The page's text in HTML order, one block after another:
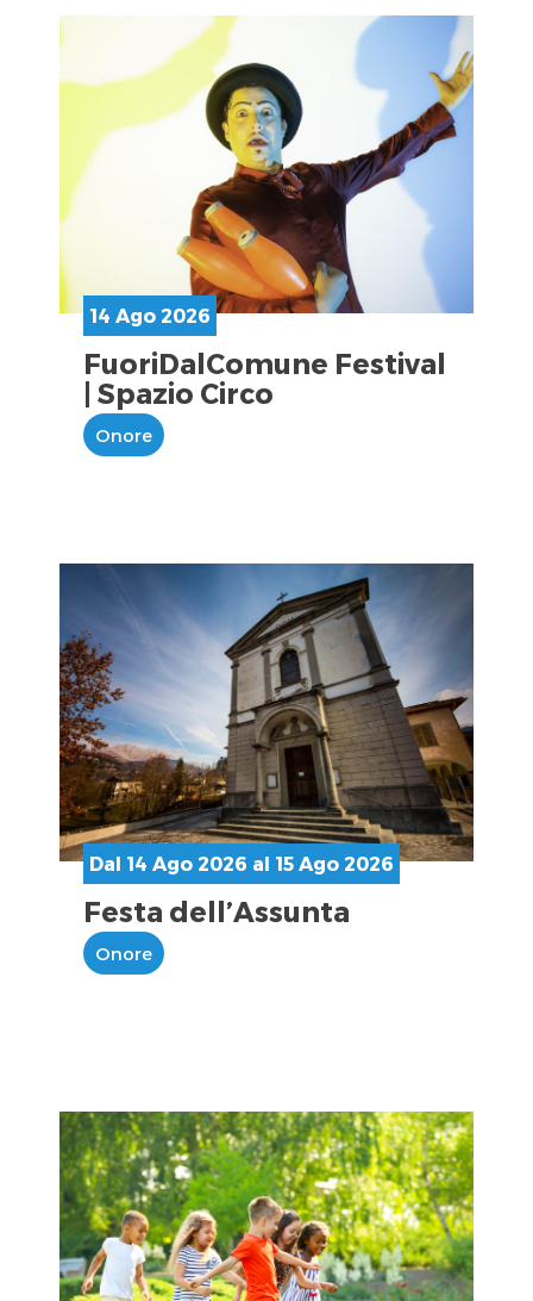
14 Ago 2026
FuoriDalComune Festival
| Spazio Circo
Onore
Dal 14 Ago 2026 al 15 Ago 2026
Festa dell’Assunta
Onore